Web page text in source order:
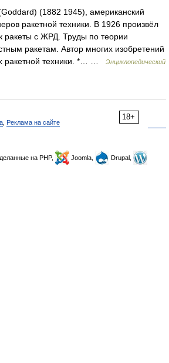
(1882 1945), американский
ракетной техники. В 1926 произвёл
ракеты с ЖРД. Труды по теории
ракетам. Автор многих изобретений
ракетной техники. *… …
Энциклопедический
18+
Реклама на сайте
на PHP, Joomla,
Drupal,